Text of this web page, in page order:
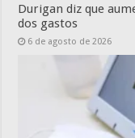
Durigan diz que
dos gastos
6 de agosto de 2026